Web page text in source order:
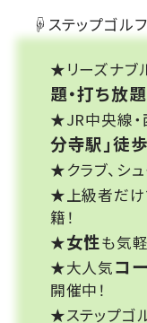
☟ステップゴル
★リーズナブ
題・打ち放
★JR中央線・
分寺駅」徒
★クラブ、シ
★上級者だけ
籍！
★女性も気
★大人気コ
開催中！
★ステップゴ